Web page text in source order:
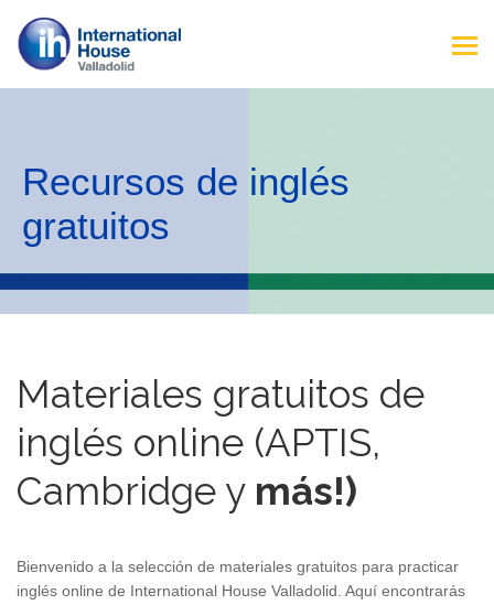
Recursos de inglés
gratuitos
Materiales gratuitos de
inglés online (APTIS,
Cambridge y más!)
Bienvenido a la selección de materiales gratuitos para practicar
inglés online de International House Valladolid. Aquí encontrarás